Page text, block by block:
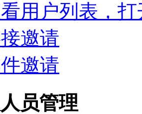
用户列表，
邀请
邀请
员管理